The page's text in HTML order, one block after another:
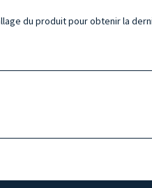
du produit pour obtenir la